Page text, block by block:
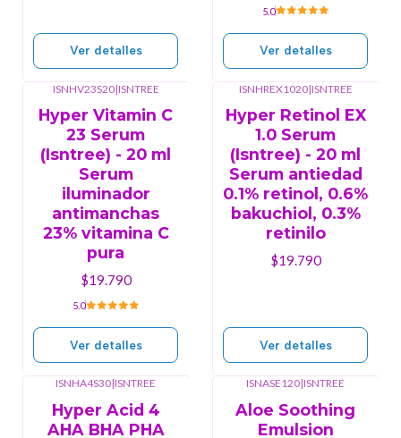
Ver detalles
5.0
Ver detalles
ISNHV23S20|ISNTREE
Hyper Vitamin C
23 Serum
(Isntree) - 20 ml
Serum
iluminador
antimanchas
23% vitamina C
pura
$19.790
5.0
Ver detalles
ISNHREX1020|ISNTREE
Hyper Retinol EX
1.0 Serum
(Isntree) - 20 ml
Serum antiedad
0.1% retinol, 0.6%
bakuchiol, 0.3%
retinilo
$19.790
Ver detalles
ISNHA4S30|ISNTREE
Hyper Acid 4
AHA BHA PHA
ISNASE120|ISNTREE
Aloe Soothing
Emulsion